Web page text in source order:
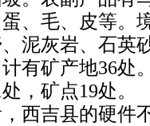
、毛、皮等。
泥灰岩、石英
有矿产地36处
，矿点19处。
西吉县的硬件